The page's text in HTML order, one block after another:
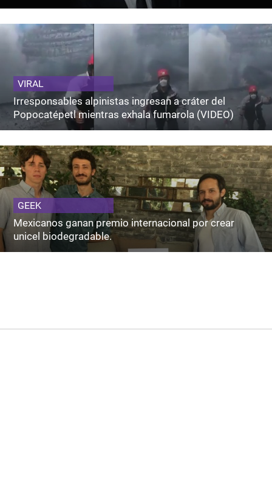
VIRAL
Irresponsables alpinistas ingresan a cráter del
Popocatépetl mientras exhala fumarola (VIDEO)
GEEK
Mexicanos ganan premio internacional por crear
unicel biodegradable.